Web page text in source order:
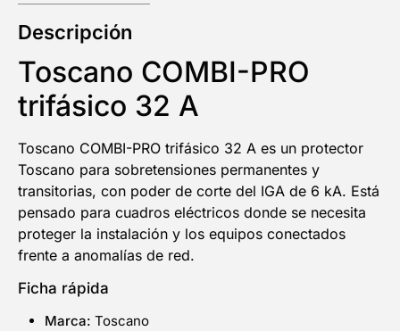
Descripción
Toscano COMBI-PRO
trifásico 32 A
Toscano COMBI-PRO trifásico 32 A es un protector
Toscano para sobretensiones permanentes y
transitorias, con poder de corte del IGA de 6 kA. Está
pensado para cuadros eléctricos donde se necesita
proteger la instalación y los equipos conectados
frente a anomalías de red.
Ficha rápida
Marca: Toscano